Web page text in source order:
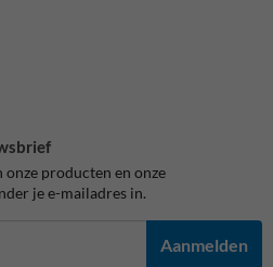
producten en onze
je e-mailadres in.
Aanmelden